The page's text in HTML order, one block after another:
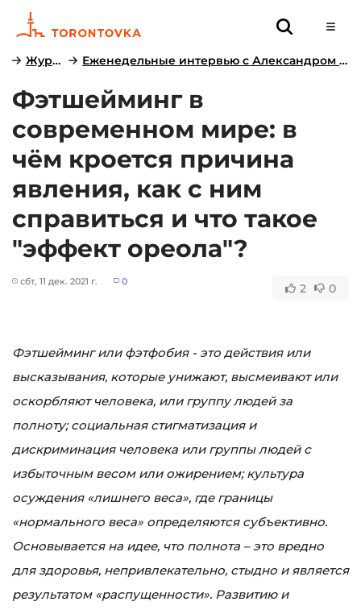
Журнал Еженедельные интервью с Александром Гликманом:...
Фэтшейминг в
современном мире: в
чём кроется причина
явления, как с ним
справиться и что такое
"эффект ореола"?
сбт, 11 дек. 2021 г. 0 2 0
Фэтшейминг или фэтфобия - это действия или
высказывания, которые унижают, высмеивают или
оскорбляют человека, или группу людей за
полноту; социальная стигматизация и
дискриминация человека или группы людей с
избыточным весом или ожирением; культура
осуждения «лишнего веса», где границы
«нормального веса» определяются субъективно.
Основывается на идее, что полнота – это вредно
для здоровья, непривлекательно, стыдно и является
результатом «распущенности». Развитию и